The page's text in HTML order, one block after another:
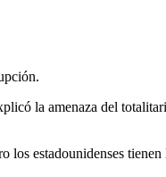
la amenaza del
estadounidenses tienen